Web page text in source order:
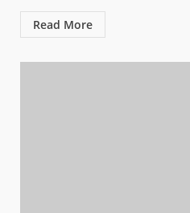
Read More